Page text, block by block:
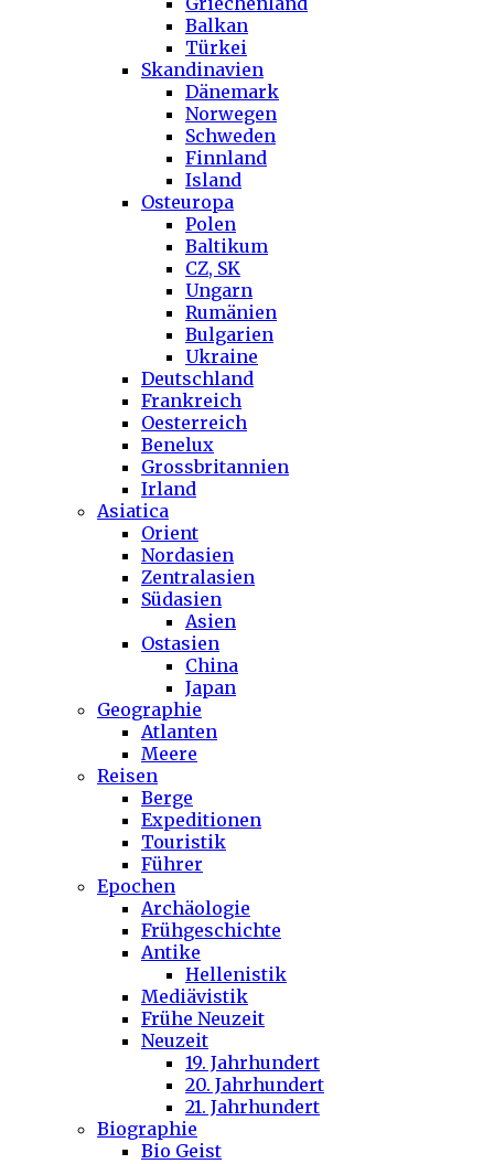
Balkan
Türkei
Skandinavien
Dänemark
Norwegen
Schweden
Finnland
Island
Osteuropa
Polen
Baltikum
CZ, SK
Ungarn
Rumänien
Bulgarien
Ukraine
Deutschland
Frankreich
Oesterreich
Benelux
Grossbritannien
Irland
Asiatica
Orient
Nordasien
Zentralasien
Südasien
Asien
Ostasien
China
Japan
Geographie
Atlanten
Meere
Reisen
Berge
Expeditionen
Touristik
Führer
Epochen
Archäologie
Frühgeschichte
Antike
Hellenistik
Mediävistik
Frühe Neuzeit
Neuzeit
19. Jahrhundert
20. Jahrhundert
21. Jahrhundert
Biographie
Bio Geist